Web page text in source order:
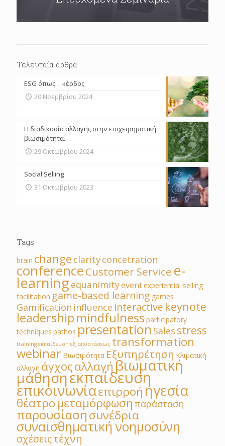
Τελευταία άρθρα
ESG όπως… κέρδος
20 Νοεμβρίου 2024
Η διαδικασία αλλαγής στην επιχειρηματική
βιωσιμότητα.
29 Οκτωβρίου 2024
Social Selling
31 Οκτωβρίου 2023
Tags
brain change clarityconcetration
conferenceCustomer Service e-
learning equanimityeventexperiential selling
facilitation game-based learning games
Gamification influence interactive keynote
leadershipmindfulness participatory
techniques pathos presentation Sales stress
training εκπαίδευση εξ αποστάσεως transformation
webinar Βιωσιμότητα Εξυπηρέτηση Κλιματική
αλλαγή άγχοςαλλαγήβιωματική
μάθησηεκπαίδευση
επικοινωνίαεπιρροή ηγεσία
θέατρομεταμόρφωση παράσταση
παρουσίασησυνέδρια
συναισθηματική νοημοσύνη
σχέσειςτέχνη